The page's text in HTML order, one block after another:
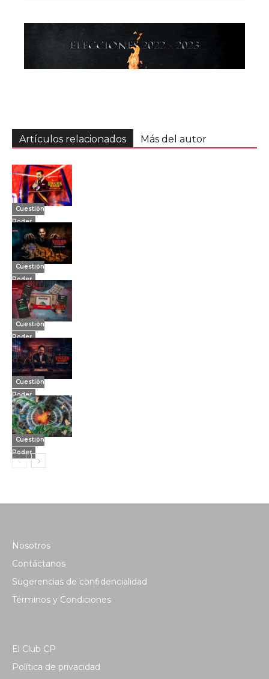
Artículos relacionados Más del autor
Cuestión
Poder
Cuestión
Poder
Cuestión
Poder
Cuestión
Poder
Cuestión
Poder
Nosotros
Contáctanos
Sugerencias de confidencialidad
Términos y Condiciones
El Club CP
Política de privacidad